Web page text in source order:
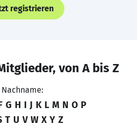
registrieren
von A bis Z
Nachname:
G H I J K L M N O P
T U V W X Y Z